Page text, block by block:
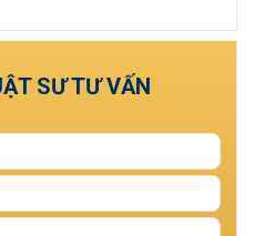
Xem tất cả
SƯ TƯ VẤN